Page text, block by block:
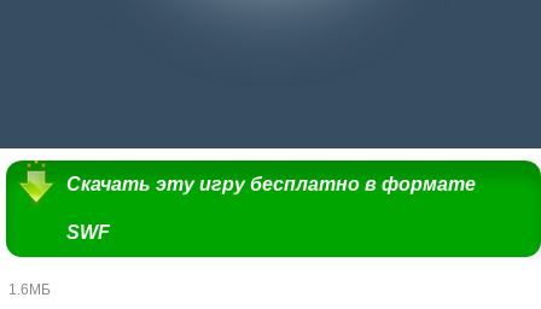
Скачать эту игру бесплатно в формате
SWF
1.6МБ